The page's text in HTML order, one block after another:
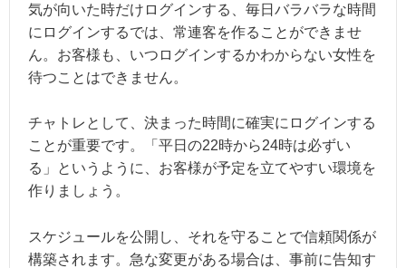
気が向いた時だけログインする、毎日バラバラな時間
にログインするでは、常連客を作ることができませ
ん。お客様も、いつログインするかわからない女性を
待つことはできません。
チャトレとして、決まった時間に確実にログインする
ことが重要です。「平日の22時から24時は必ずい
る」というように、お客様が予定を立てやすい環境を
作りましょう。
スケジュールを公開し、それを守ることで信頼関係が
構築されます。急な変更がある場合は、事前に告知す